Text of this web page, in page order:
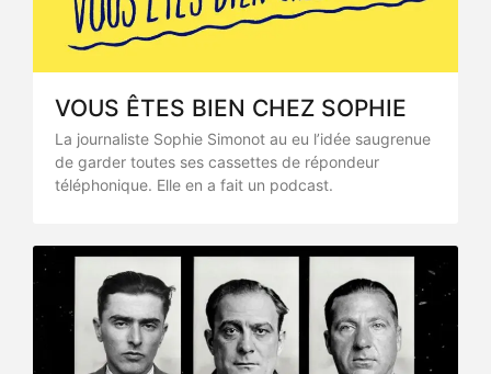
VOUS ÊTES BIEN CHEZ SOPHIE
La journaliste Sophie Simonot au eu l’idée saugrenue
de garder toutes ses cassettes de répondeur
téléphonique. Elle en a fait un podcast.